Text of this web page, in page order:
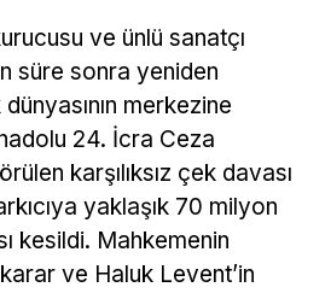
ve ünlü sanatçı
süre sonra yeniden
merkezine
24. İcra Ceza
karşılıksız çek davası
yaklaşık 70 milyon
kesildi. Mahkemenin
ve Haluk Levent’in